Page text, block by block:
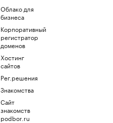
Облако для
бизнеса
Корпоративный
регистратор
доменов
Хостинг
сайтов
Рег.решения
Знакомства
Сайт
знакомств
podbor.ru